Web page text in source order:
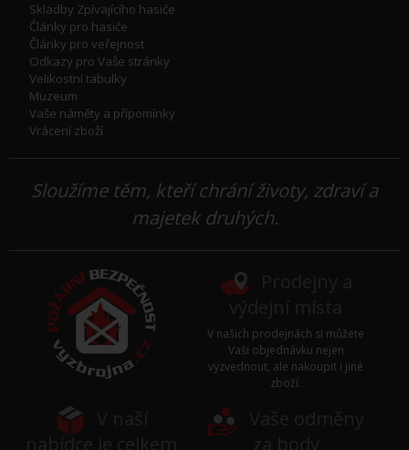
Skladby Zpívajícího hasiče
Články pro hasiče
Články pro veřejnost
Odkazy pro Vaše stránky
Velikostní tabulky
Muzeum
Vaše náměty a přípomínky
Vrácení zboží
Sloužíme těm, kteří chrání životy, zdraví a
majetek druhých.
V našich prodejnách si můžete
Vaši objednávku nejen
vyzvednout, ale nakoupit i jiné
zboží.